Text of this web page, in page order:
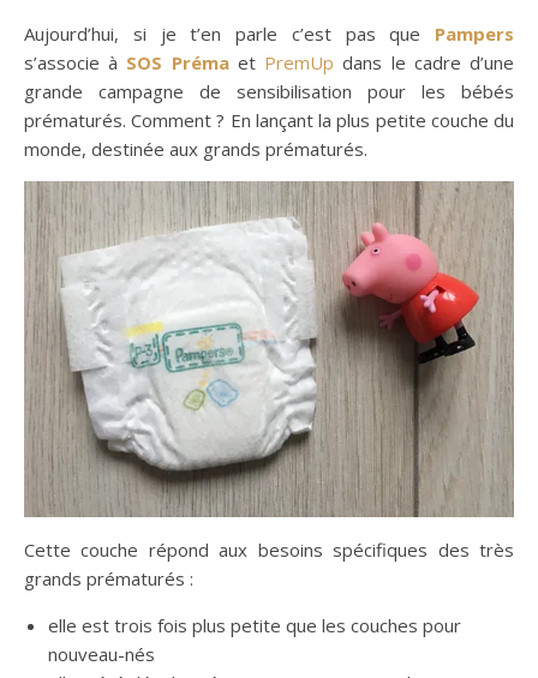
Aujourd’hui, si je t’en parle c’est pas que Pampers
s’associe à SOS Prémaet PremUp dans le cadre d’une
grande campagne de sensibilisation pour les bébés
prématurés. Comment ? En lançant laplus petite couche du
monde, destinée aux grands prématurés.
Cette couche répond aux besoins spécifiques des très
grands prématurés :
elle est trois fois plus petite que les couches pour
nouveau-nés